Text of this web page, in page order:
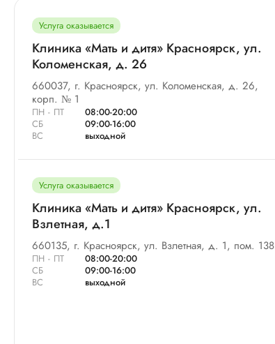
Услуга оказывается
Клиника «Мать и дитя» Красноярск, ул.
Коломенская, д. 26
660037, г. Красноярск, ул. Коломенская, д. 26,
корп. № 1
ПН - ПТ
08:00-20:00
СБ
09:00-16:00
ВС
выходной
Услуга оказывается
Клиника «Мать и дитя» Красноярск, ул.
Взлетная, д.1
660135, г. Красноярск, ул. Взлетная, д. 1, пом. 138
ПН - ПТ
08:00-20:00
СБ
09:00-16:00
ВС
выходной